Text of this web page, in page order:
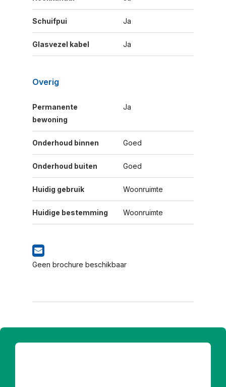
Schuifpui Ja
Glasvezel kabel Ja
Overig
Permanente
bewoning
Ja
Onderhoud binnen Goed
Onderhoud buiten Goed
Huidig gebruik Woonruimte
Huidige bestemming Woonruimte
Geen brochure beschikbaar